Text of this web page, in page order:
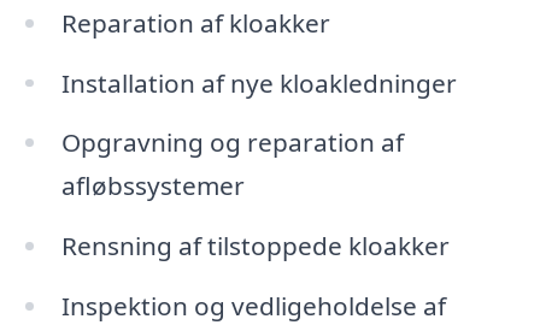
Reparation af kloakker
Installation af nye kloakledninger
Opgravning og reparation af
afløbssystemer
Rensning af tilstoppede kloakker
Inspektion og vedligeholdelse af